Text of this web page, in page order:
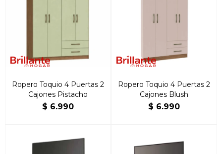
Ropero Toquio 4 Puertas 2
Cajones Pistacho
$ 6.990
Ropero Toquio 4 Puertas 2
Cajones Blush
$ 6.990